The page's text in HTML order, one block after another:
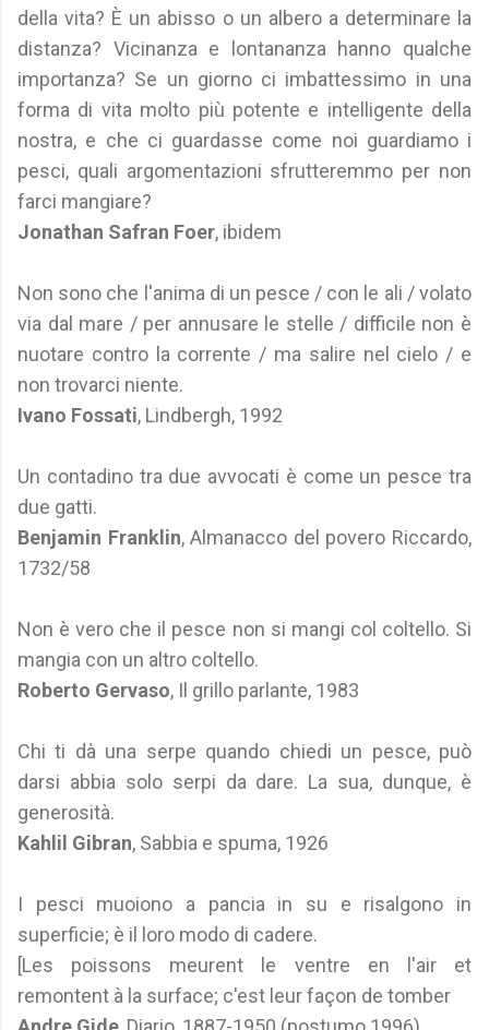
della vita? È un abisso o un albero a determinare la
distanza? Vicinanza e lontananza hanno qualche
importanza? Se un giorno ci imbattessimo in una
forma di vita molto più potente e intelligente della
nostra, e che ci guardasse come noi guardiamo i
pesci, quali argomentazioni sfrutteremmo per non
farci mangiare?
Jonathan Safran Foer, ibidem
Non sono che l'anima di un pesce / con le ali / volato
via dal mare / per annusare le stelle / difficile non è
nuotare contro la corrente / ma salire nel cielo / e
non trovarci niente.
Ivano Fossati, Lindbergh, 1992
Un contadino tra due avvocati è come un pesce tra
due gatti.
Benjamin Franklin, Almanacco del povero Riccardo,
1732/58
Non è vero che il pesce non si mangi col coltello. Si
mangia con un altro coltello.
Roberto Gervaso, Il grillo parlante, 1983
Chi ti dà una serpe quando chiedi un pesce, può
darsi abbia solo serpi da dare. La sua, dunque, è
generosità.
Kahlil Gibran, Sabbia e spuma, 1926
I pesci muoiono a pancia in su e risalgono in
superficie; è il loro modo di cadere.
[Les poissons meurent le ventre en l'air et
remontent à la surface; c'est leur façon de tomber